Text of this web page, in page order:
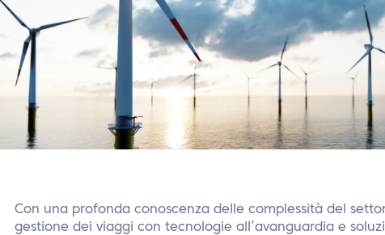
Con una profonda conoscenza delle complessità del
gestione dei viaggi con tecnologie all’avanguardia e